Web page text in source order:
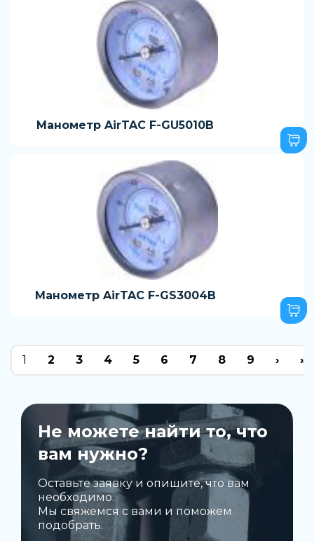
Манометр AirTAC F-GU5010B
Манометр AirTAC F-GS3004B
1 2 3 4 5 6 7 8 9 › »
Не можете найти то, что
вам нужно?
Оставьте заявку и опишите, что вам
необходимо.
Мы свяжемся с вами и поможем
подобрать.